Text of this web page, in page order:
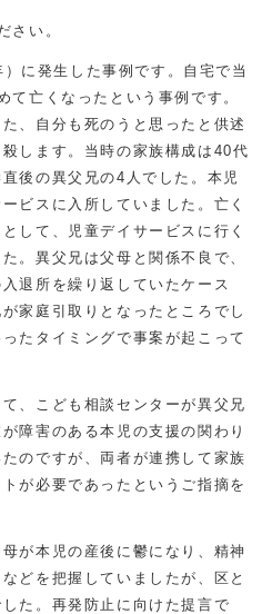
さい。
に発生した事例です。自宅で当
て亡くなったという事例です。
、自分も死のうと思ったと供述
します。当時の家族構成は40代
後の異父兄の4人でした。本児
ビスに入所していました。亡く
して、児童デイサービスに行く
。異父兄は父母と関係不良で、
退所を繰り返していたケース
家庭引取りとなったところでし
たタイミングで事案が起こって
、こども相談センターが異父兄
障害のある本児の支援の関わり
のですが、両者が連携して家族
が必要であったというご指摘を
が本児の産後に鬱になり、精神
どを把握していましたが、区と
た。再発防止に向けた提言で